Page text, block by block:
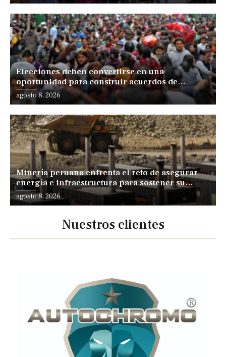
Elecciones deben convertirse en una
oportunidad para construir acuerdos de
desarrollo, sostiene especialista
agosto 8, 2026
Minería peruana enfrenta el reto de asegurar
energía e infraestructura para sostener su
expansión
agosto 8, 2026
Nuestros clientes